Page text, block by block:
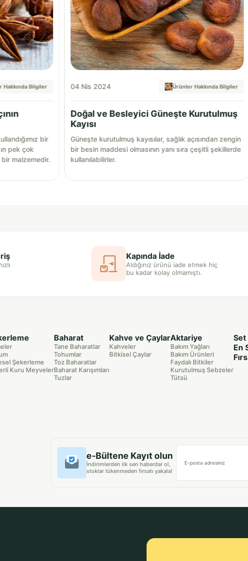
Hakkında Bilgiler
bir
pek çok
malzemedir.
04 Nis 2024 Ürünler Hakkında Bilgiler
Doğal ve Besleyici Güneşte Kurutulmuş
Kayısı
Güneşte kurutulmuş kayısılar, sağlık açısından zengin
bir besin maddesi olmasının yanı sıra çeşitli şekillerde
kullanılabilirler.
Kapında İade
Aldığınız ürünü iade etmek hiç
bu kadar kolay olmamıştı.
Şekerleme
Kuru Meyveler
Baharat
Tane Baharatlar
Tohumlar
Toz Baharatlar
Baharat Karışımları
Tuzlar
Kahve ve Çaylar
Kahveler
Bitkisel Çaylar
Aktariye
Bakım Yağları
Bakım Ürünleri
Faydalı Bitkiler
Kurutulmuş Sebzeler
Tütsü
En
e-Bültene Kayıt olun
İndirimlerden ilk sen haberdar ol,
stoklar tükenmeden fırsatı yakala!
E-posta adresiniz